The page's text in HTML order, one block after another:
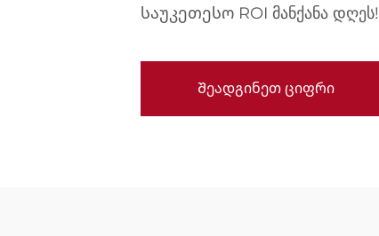
საუკეთესო ROI მანქანა დღეს!
Შეადგინეთ ციფრი